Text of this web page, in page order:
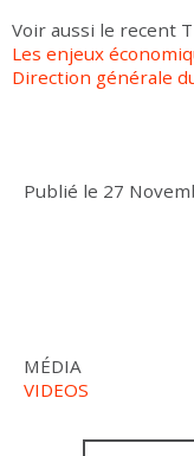
Voir aussi le recent
Les enjeux
Direction générale
Publié le 27
MÉDIA
VIDEOS